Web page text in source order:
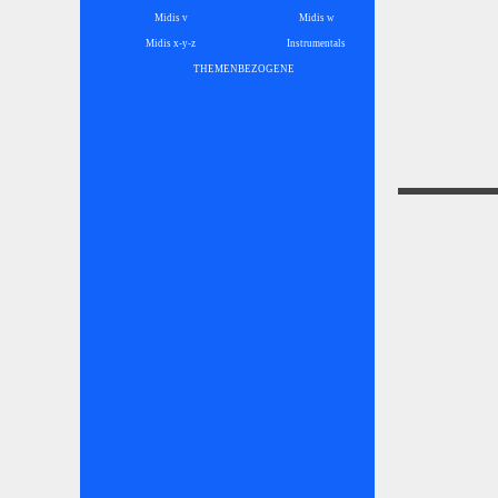
Midis v Midis w
Midis x-y-z Instrumentals
THEMENBEZOGENE